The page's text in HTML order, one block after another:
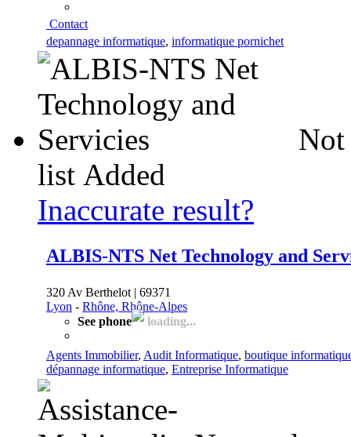
Contact
depannage informatique, informatique pornichet
Not
list Added
Inaccurate result?
ALBIS-NTS Net Technology and
320 Av Berthelot | 69371
Lyon - Rhône, Rhône-Alpes
See phone
loading...
Agents Immobilier, Audit Informatique, boutique
dépannage informatique, Entreprise Informatique